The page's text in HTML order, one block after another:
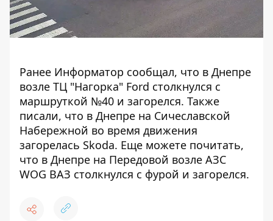
Ранее Информатор сообщал, что в Днепре
возле ТЦ "Нагорка" Ford столкнулся с
маршруткой №40 и загорелся. Также
писали, что в Днепре на Сичеславской
Набережной во время движения
загорелась Skoda. Еще можете почитать,
что в Днепре на Передовой возле АЗС
WOG ВАЗ столкнулся с фурой и загорелся.